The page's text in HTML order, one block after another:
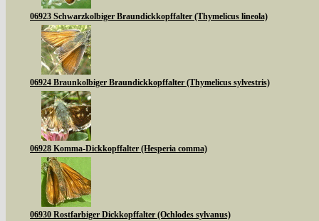
06923 Schwarzkolbiger Braundickkopffalter (Thymelicus lineola)
06924 Braunkolbiger Braundickkopffalter (Thymelicus sylvestris)
06928 Komma-Dickkopffalter (Hesperia comma)
06930 Rostfarbiger Dickkopffalter (Ochlodes sylvanus)